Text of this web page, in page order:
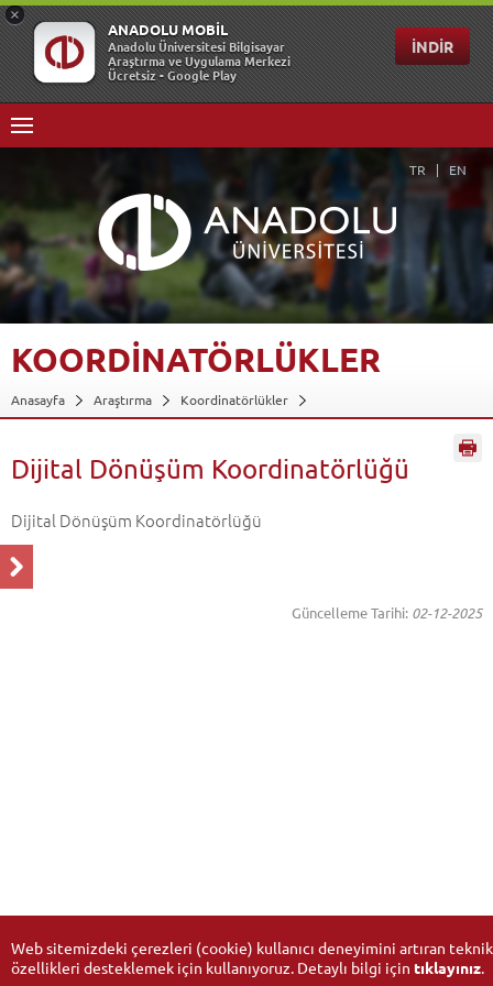
TR EN
KOORDİNATÖRLÜKLER
Anasayfa Araştırma
Koordinatörlükler
Dijital Dönüşüm Koordinatörlüğü
Dijital Dönüşüm Koordinatörlüğü
Güncelleme Tarihi: 02-12-2025
Web sitemizdeki çerezleri (cookie) kullanıcı deneyimini artıran teknik
özellikleri desteklemek için kullanıyoruz. Detaylı bilgi için tıklayınız.